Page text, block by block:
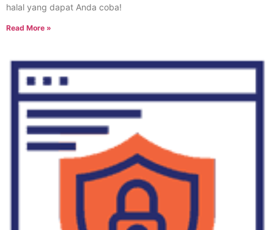
halal yang dapat Anda coba!
Read More »